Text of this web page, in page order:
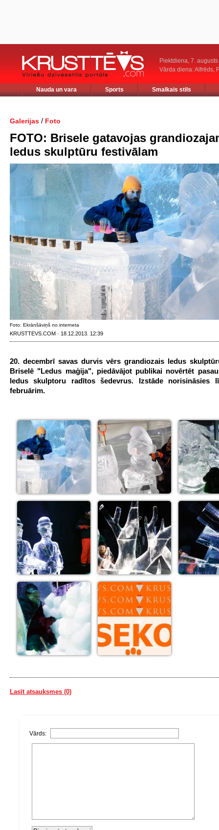
Piektdiena, 7. augusts
Vārda diena: Alfrēds,
Nauda un vara Sports Smalkais stils
Galerijas / Foto
FOTO: Brisele gatavojas
ledus skulptūru festivālam
Foto: Ekrānšāviņš no interneta
KRUSTTEVS.COM · 18.12.2013. 12:39
20. decembrī savas durvis vērs grandiozais ledus
Briselē "Ledus maģija", piedāvājot publikai novērtēt
ledus skulptoru radītos šedevrus. Izstāde norisināsies
februārim.
Lasīt atsauksmes (0)
Vārds: